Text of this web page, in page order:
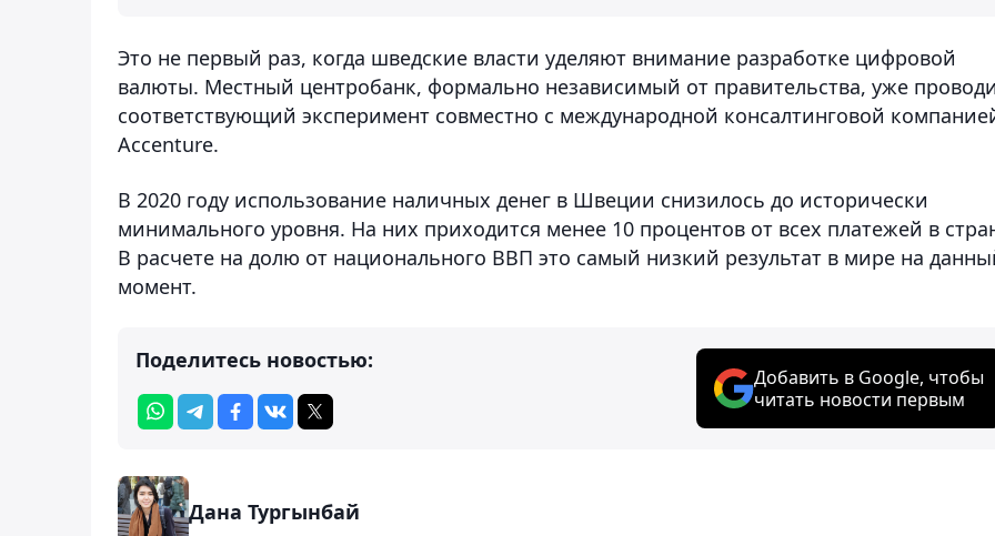
Это не первый раз, когда шведские власти уделяют внимание разработке цифровой
валюты. Местный центробанк, формально независимый от правительства, уже
соответствующий эксперимент совместно с международной консалтинговой
Accenture.
В 2020 году использование наличных денег в Швеции снизилось до исторически
минимального уровня. На них приходится менее 10 процентов от всех платежей в
В расчете на долю от национального ВВП это самый низкий результат в мире на
момент.
Поделитесь новостью:
Добавить в Google, чтобы
читать новости первым
Дана Тургынбай